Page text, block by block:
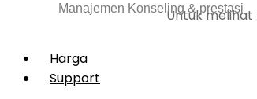
Manajemen Konseling & prestasi
Harga
Support
Untuk melihat